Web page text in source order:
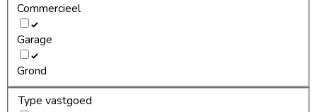
Commercieel
Garage
Grond
Type vastgoed